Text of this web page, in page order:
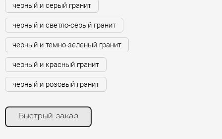
черный и серый гранит
черный и светло-серый гранит
черный и темно-зеленый гранит
черный и красный гранит
черный и розовый гранит
Быстрый заказ